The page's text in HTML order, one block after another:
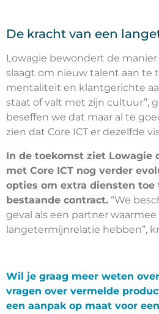
De kracht van een
Lowagie bewondert de manier
slaagt om nieuw talent aan te
mentaliteit en klantgerichte
staat of valt met zijn cultuur”,
beseffen we dat maar al te
zien dat Core ICT er dezelfde
In de toekomst ziet Lowagie
met Core ICT nog verder
opties om extra diensten toe
bestaande contract. “We
geval als een partner
langetermijnrelatie hebben”,
Wil je graag meer weten
vragen over vermelde
een aanpak op maat voor